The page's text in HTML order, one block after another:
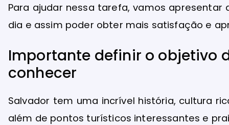
Para ajudar nessa tarefa, vamos apresentar
dia e assim poder obter mais satisfação e
Importante definir o objetivo
conhecer
Salvador tem uma incrível história, cultura
além de pontos turísticos interessantes e